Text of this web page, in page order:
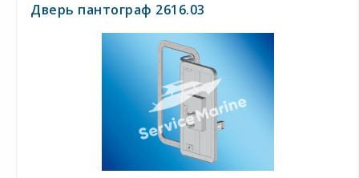
Дверь пантограф 2616.03